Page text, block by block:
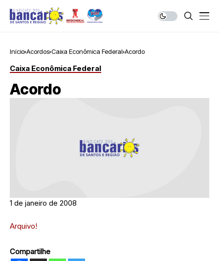
Início Acordos Caixa Econômica Federal Acordo
Caixa Econômica Federal
Acordo
1 de janeiro de 2008
Arquivo!
Compartilhe